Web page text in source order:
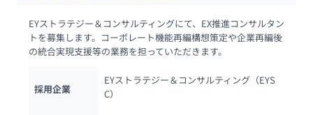
EYストラテジー＆コンサルティングにて、EX推進コンサルタン
トを募集します。コーポレート機能再編構想策定や企業再編後
の統合実現支援等の業務を担っていただきます。
採用企業
EYストラテジー＆コンサルティング（EYS
C）